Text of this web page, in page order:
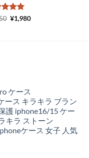
中5の
元
¥1,980現
ケース
ース キラキラ ブラン
護 iphone16/15 ケー
キラ ストーン
ケース 女子 人気